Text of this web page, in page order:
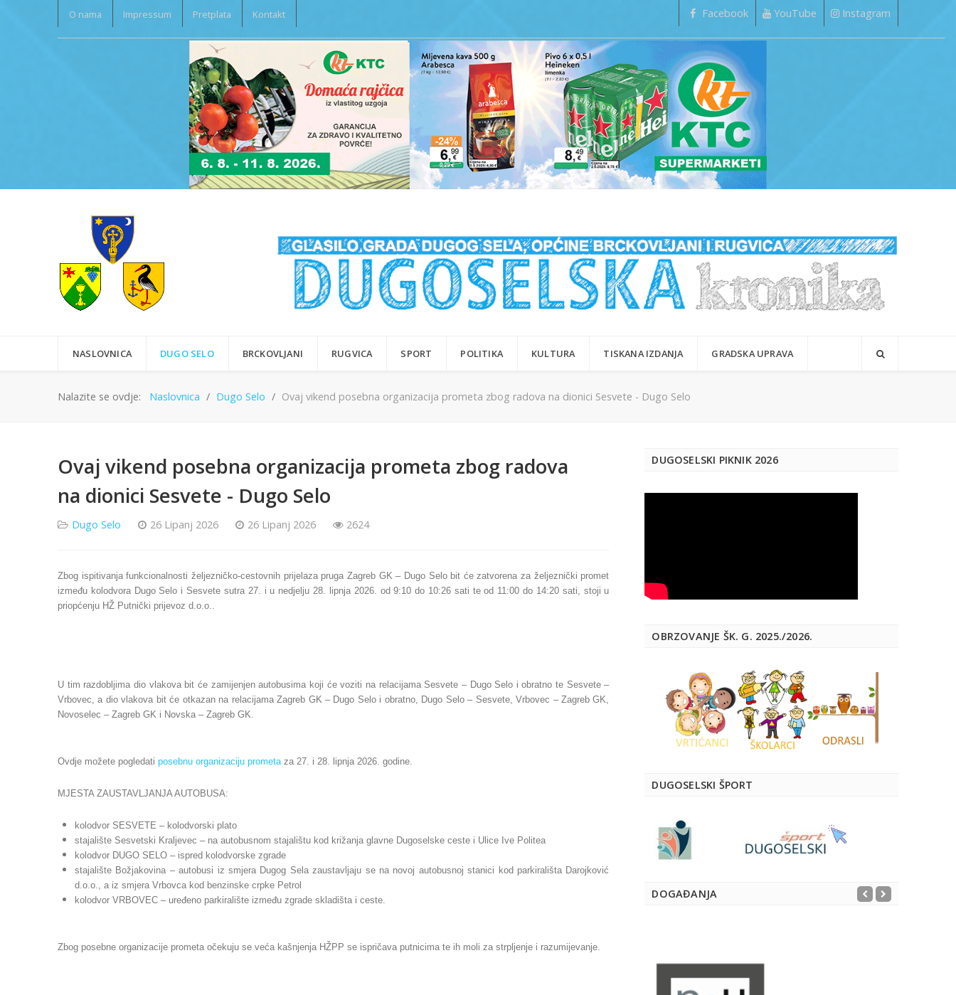
O nama Impressum Pretplata Kontakt Facebook YouTube Instagram
NASLOVNICA DUGO SELO BRCKOVLJANI RUGVICA SPORT POLITIKA KULTURA TISKANA IZDANJA GRADSKA UPRAVA
Nalazite se ovdje: Naslovnica Dugo Selo Ovaj vikend posebna organizacija prometa zbog radova na dionici Sesvete - Dugo Selo
Ovaj vikend posebna organizacija prometa zbog radova
na dionici Sesvete - Dugo Selo
Dugo Selo 26 Lipanj 2026 26 Lipanj 2026 2624
Zbog ispitivanja funkcionalnosti željezničko-cestovnih prijelaza pruga Zagreb GK – Dugo Selo bit će zatvorena za željeznički promet
između kolodvora Dugo Selo i Sesvete sutra 27. i u nedjelju 28. lipnja 2026. od 9:10 do 10:26 sati te od 11:00 do 14:20 sati, stoji u
priopćenju HŽ Putnički prijevoz d.o.o..
U tim razdobljima dio vlakova bit će zamijenjen autobusima koji će voziti na relacijama Sesvete – Dugo Selo i obratno te Sesvete –
Vrbovec, a dio vlakova bit će otkazan na relacijama Zagreb GK – Dugo Selo i obratno, Dugo Selo – Sesvete, Vrbovec – Zagreb GK,
Novoselec – Zagreb GK i Novska – Zagreb GK.
Ovdje možete pogledati posebnu organizaciju prometaza 27. i 28. lipnja 2026. godine.
MJESTA ZAUSTAVLJANJA AUTOBUSA:
kolodvor SESVETE – kolodvorski plato
stajalište Sesvetski Kraljevec – na autobusnom stajalištu kod križanja glavne Dugoselske ceste i Ulice Ive Politea
kolodvor DUGO SELO – ispred kolodvorske zgrade
stajalište Božjakovina – autobusi iz smjera Dugog Sela zaustavljaju se na novoj autobusnoj stanici kod parkirališta Darojković
d.o.o., a iz smjera Vrbovca kod benzinske crpke Petrol
kolodvor VRBOVEC – uređeno parkiralište između zgrade skladišta i ceste.
Zbog posebne organizacije prometa očekuju se veća kašnjenja HŽPP se ispričava putnicima te ih moli za strpljenje i razumijevanje.
DUGOSELSKI PIKNIK 2026
OBRZOVANJE ŠK. G. 2025./2026.
DUGOSELSKI ŠPORT
DOGAĐANJA